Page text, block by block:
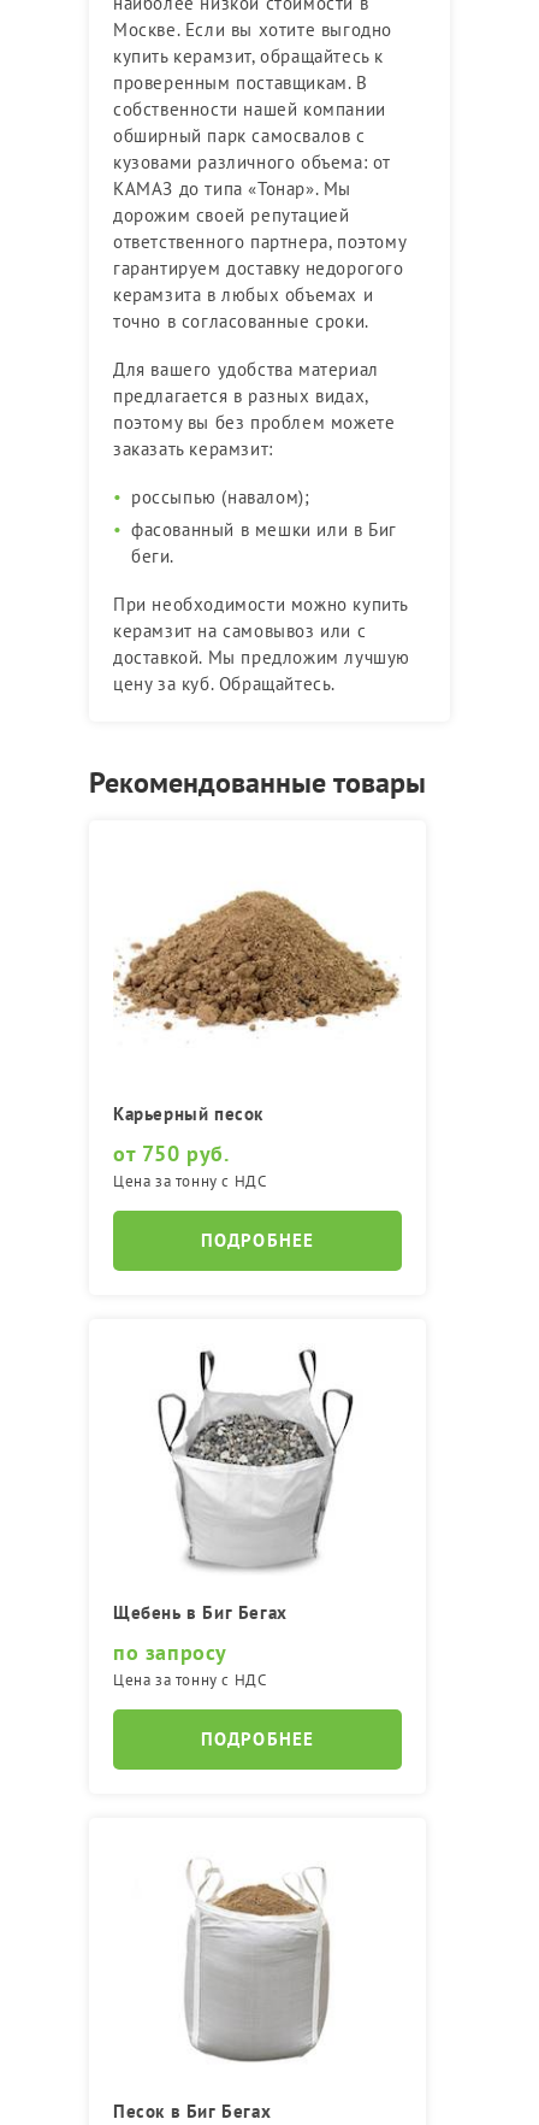
Москве. Если вы хотите выгодно
купить керамзит, обращайтесь к
проверенным поставщикам. В
собственности нашей компании
обширный парк самосвалов с
кузовами различного объема: от
КАМАЗ до типа «Тонар». Мы
дорожим своей репутацией
ответственного партнера, поэтому
гарантируем доставку недорогого
керамзита в любых объемах и
точно в согласованные сроки.
Для вашего удобства материал
предлагается в разных видах,
поэтому вы без проблем можете
заказать керамзит:
россыпью (навалом);
фасованный в мешки или в Биг
беги.
При необходимости можно купить
керамзит на самовывоз или с
доставкой. Мы предложим лучшую
цену за куб. Обращайтесь.
Рекомендованные товары
Карьерный песок
от 750 руб.
Цена за тонну с НДС
ПОДРОБНЕЕ
Щебень в Биг Бегах
по запросу
Цена за тонну с НДС
ПОДРОБНЕЕ
Песок в Биг Бегах